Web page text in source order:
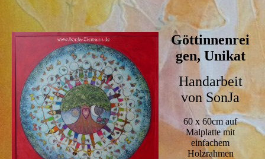
Göttinnenrei
gen, Unikat
Handarbeit
von SonJa
60 x 60cm auf
Malplatte mit
einfachem
Holzrahmen